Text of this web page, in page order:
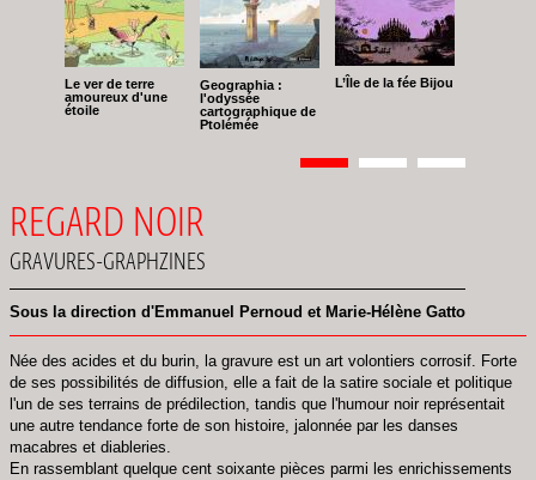
Le ver de terre
amoureux d'une
étoile
Geographia :
l'odyssée
cartographique de
Ptolémée
L’Île de la fée Bijou
Pagination
Page
1 Page
2 Page
3
REGARD NOIR
GRAVURES-GRAPHZINES
Sous la direction d'Emmanuel Pernoud et Marie-Hélène Gatto
Née des acides et du burin, la gravure est un art volontiers corrosif. Forte
de ses possibilités de diffusion, elle a fait de la satire sociale et politique
l'un de ses terrains de prédilection, tandis que l'humour noir représentait
une autre tendance forte de son histoire, jalonnée par les danses
macabres et diableries.
En rassemblant quelque cent soixante pièces parmi les enrichissements